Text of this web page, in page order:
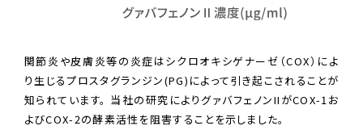
関節炎や皮膚炎等の炎症はシクロオキシゲナーゼ（COX）によ
り生じるプロスタグランジン(PG)によって引き起こされることが
知られています。 当社の研究によりグァバフェノンIIがCOX-1お
よびCOX-2の酵素活性を阻害することを示しました。